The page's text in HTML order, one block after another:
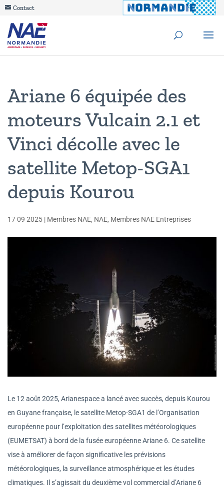
Contact
Ariane 6 équipée des
moteurs Vulcain 2.1 et
Vinci décolle avec le
satellite Metop-SGA1
depuis Kourou
17 09 2025 | Membres NAE, NAE, Membres NAE Entreprises
Le 12 août 2025, Arianespace a lancé avec succès, depuis Kourou
en Guyane française, le satellite Metop-SGA1 de l’Organisation
européenne pour l’exploitation des satellites météorologiques
(EUMETSAT) à bord de la fusée européenne Ariane 6. Ce satellite
vise à améliorer de façon significative les prévisions
météorologiques, la surveillance atmosphérique et les études
climatiques. Il s’agissait du deuxième vol commercial d’Ariane 6